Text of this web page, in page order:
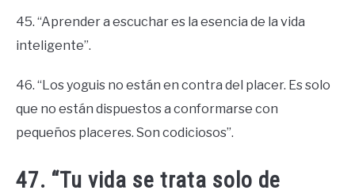
45. “Aprender a escuchar es la esencia de la vida
inteligente”.
46. “Los yoguis no están en contra del placer. Es solo
que no están dispuestos a conformarse con
pequeños placeres. Son codiciosos”.
47. “Tu vida se trata solo de